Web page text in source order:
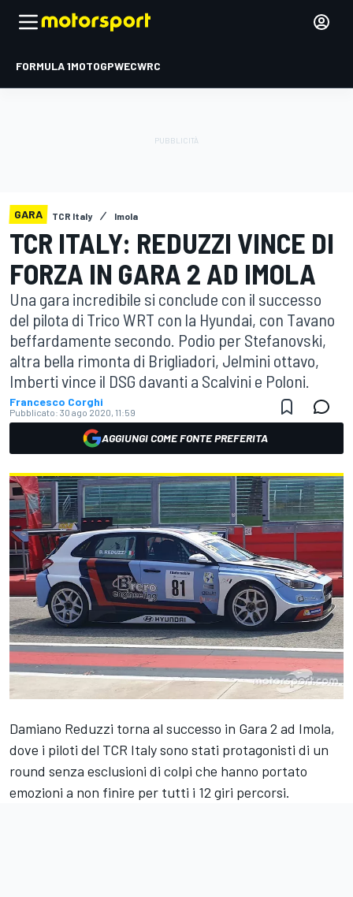
FORMULA 1MOTOGPWECWRC
GARA TCR Italy Imola
TCR ITALY: REDUZZI VINCE DI
FORZA IN GARA 2 AD IMOLA
Una gara incredibile si conclude con il successo
del pilota di Trico WRT con la Hyundai, con Tavano
beffardamente secondo. Podio per Stefanovski,
altra bella rimonta di Brigliadori, Jelmini ottavo,
Imberti vince il DSG davanti a Scalvini e Poloni.
Francesco Corghi
Pubblicato: 30 ago 2020, 11:59
AGGIUNGI COME FONTE PREFERITA
Damiano Reduzzi torna al successo in Gara 2 ad Imola,
dove i piloti del TCR Italy sono stati protagonisti di un
round senza esclusioni di colpi che hanno portato
emozioni a non finire per tutti i 12 giri percorsi.